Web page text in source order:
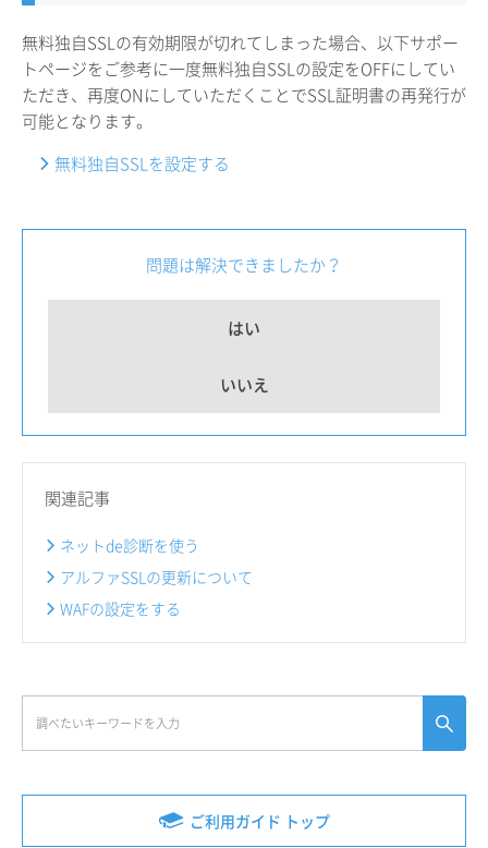
ご利用ガイド トップ
無料独自SSLの有効期限が切れてしまった場合、以下サポー
トページをご参考に一度無料独自SSLの設定をOFFにしてい
ただき、再度ONにしていただくことでSSL証明書の再発行が
可能となります。
無料独自SSLを設定する
問題は解決できましたか？
はい
いいえ
関連記事
ネットde診断を使う
アルファSSLの更新について
WAFの設定をする